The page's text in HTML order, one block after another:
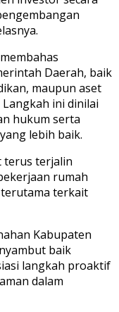
Daerah, baik
maupun aset
Langkah ini dinilai
hukum serta
lebih baik.
terus terjalin
rumah
terkait
Kabupaten
baik
langkah proaktif
dalam